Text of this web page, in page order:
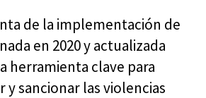
de la implementación de
en 2020 y actualizada
herramienta clave para
y sancionar las violencias